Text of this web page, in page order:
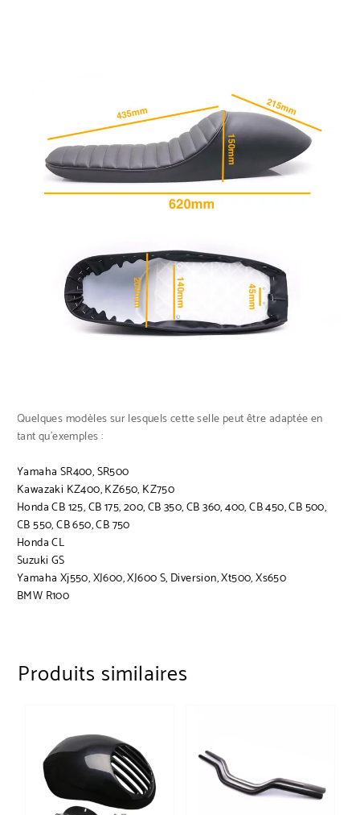
Quelques modèles sur lesquels cette selle peut être adaptée en
tant qu’exemples :
Yamaha SR400, SR500
Kawazaki KZ400, KZ650, KZ750
Honda CB 125, CB 175, 200, CB 350, CB 360, 400, CB 450, CB 500,
CB 550, CB 650, CB 750
Honda CL
Suzuki GS
Yamaha Xj550, XJ600, XJ600 S, Diversion, Xt500, Xs650
BMW R100
Produits similaires